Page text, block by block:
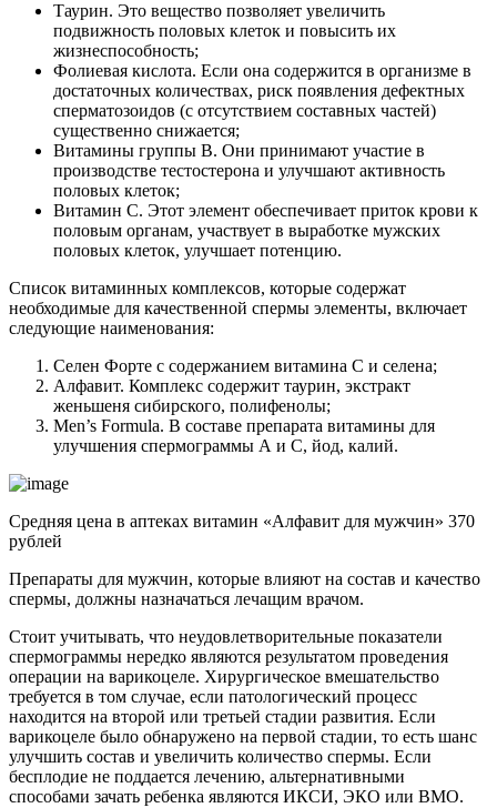
Таурин. Это вещество позволяет увеличить
подвижность половых клеток и повысить их
жизнеспособность;
Фолиевая кислота. Если она содержится в организме в
достаточных количествах, риск появления дефектных
сперматозоидов (с отсутствием составных частей)
существенно снижается;
Витамины группы В. Они принимают участие в
производстве тестостерона и улучшают активность
половых клеток;
Витамин С. Этот элемент обеспечивает приток крови к
половым органам, участвует в выработке мужских
половых клеток, улучшает потенцию.
Список витаминных комплексов, которые содержат
необходимые для качественной спермы элементы, включает
следующие наименования:
Селен Форте с содержанием витамина С и селена;
Алфавит. Комплекс содержит таурин, экстракт
женьшеня сибирского, полифенолы;
Men’s Formula. В составе препарата витамины для
улучшения спермограммы А и С, йод, калий.
Средняя цена в аптеках витамин «Алфавит для мужчин» 370
рублей
Препараты для мужчин, которые влияют на состав и качество
спермы, должны назначаться лечащим врачом.
Стоит учитывать, что неудовлетворительные показатели
спермограммы нередко являются результатом проведения
операции на варикоцеле. Хирургическое вмешательство
требуется в том случае, если патологический процесс
находится на второй или третьей стадии развития. Если
варикоцеле было обнаружено на первой стадии, то есть шанс
улучшить состав и увеличить количество спермы. Если
бесплодие не поддается лечению, альтернативными
способами зачать ребенка являются ИКСИ, ЭКО или ВМО.